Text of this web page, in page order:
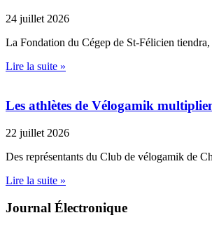
24 juillet 2026
La Fondation du Cégep de St-Félicien
Lire la suite »
Les athlètes de Vélogamik
22 juillet 2026
Des représentants du Club de vélogamik de
Lire la suite »
Journal Électronique